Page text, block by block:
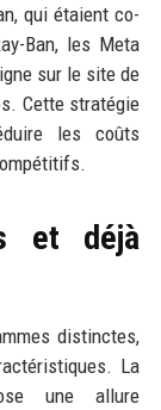
qui étaient co-
Ban, les Meta
sur le site de
Cette stratégie
les coûts
et déjà
distinctes,
La
une allure